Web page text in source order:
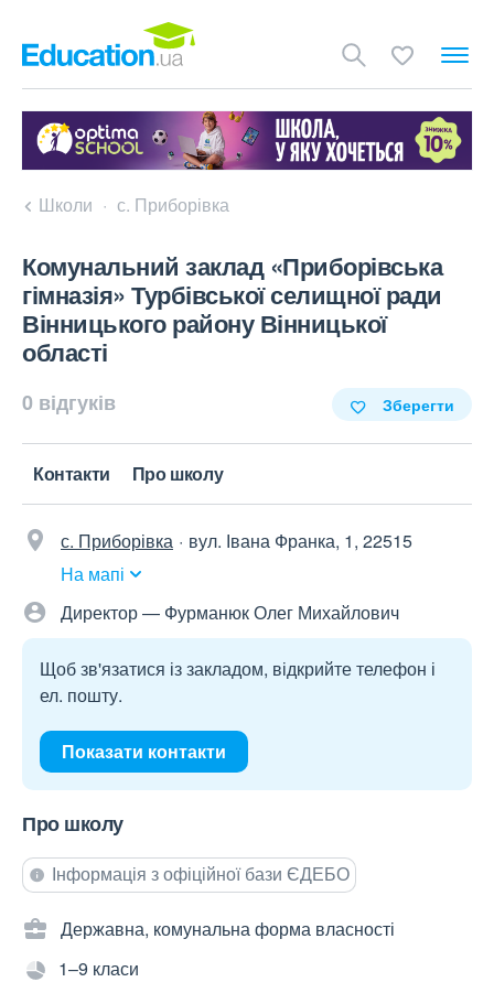
Школи с. Приборівка
Комунальний заклад «Приборівська
гімназія» Турбівської селищної ради
Вінницького району Вінницької
області
0 відгуків Зберегти
Контакти Про школу
с. Приборівка
вул. Івана Франка, 1, 22515
На мапі
Директор — Фурманюк Олег Михайлович
Щоб зв'язатися із закладом, відкрийте телефон і
ел. пошту.
Показати контакти
Про школу
Інформація з офіційної бази ЄДЕБО
Державна, комунальна форма власності
1–9 класи